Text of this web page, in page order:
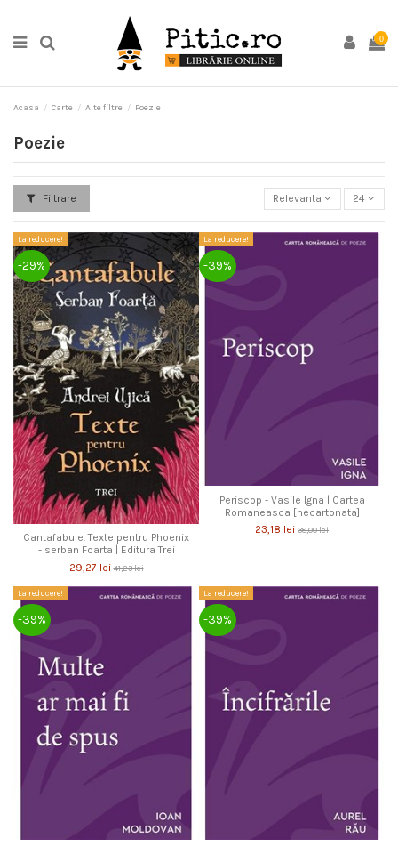
0
Acasa Carte Alte filtre Poezie
Poezie
Filtrare Relevanta 24
La reducere!
-29%
Cantafabule. Texte pentru Phoenix
- serban Foarta | Editura Trei
29,27 lei41,23 lei
La reducere!
-39%
Periscop - Vasile Igna | Cartea
Romaneasca [necartonata]
23,18 lei 38,00 lei
La reducere!
-39%
La reducere!
-39%